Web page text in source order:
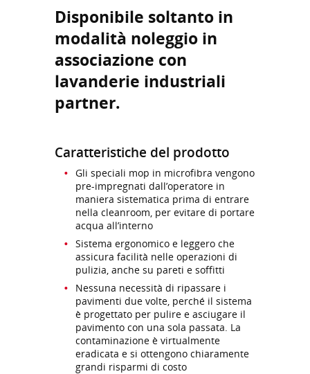
Disponibile soltanto in
modalità noleggio in
associazione con
lavanderie industriali
partner.
Caratteristiche del prodotto
Gli speciali mop in microfibra vengono
pre-impregnati dall’operatore in
maniera sistematica prima di entrare
nella cleanroom, per evitare di portare
acqua all’interno
Sistema ergonomico e leggero che
assicura facilità nelle operazioni di
pulizia, anche su pareti e soffitti
Nessuna necessità di ripassare i
pavimenti due volte, perché il sistema
è progettato per pulire e asciugare il
pavimento con una sola passata. La
contaminazione è virtualmente
eradicata e si ottengono chiaramente
grandi risparmi di costo